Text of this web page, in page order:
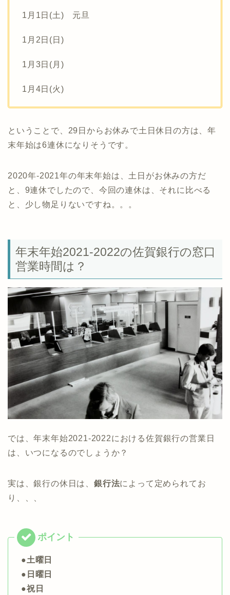
1月1日(土) 元旦
1月2日(日)
1月3日(月)
1月4日(火)
ということで、29日からお休みで土日休日の方は、年
末年始は6連休になりそうです。
2020年-2021年の年末年始は、土日がお休みの方だ
と、9連休でしたので、今回の連休は、それに比べる
と、少し物足りないですね。。。
年末年始2021-2022の佐賀銀行の窓口
営業時間は？
では、年末年始2021-2022における佐賀銀行の営業日
は、いつになるのでしょうか？
実は、銀行の休日は、 銀行法によって定められてお
り、、、
●土曜日
●日曜日
●祝日